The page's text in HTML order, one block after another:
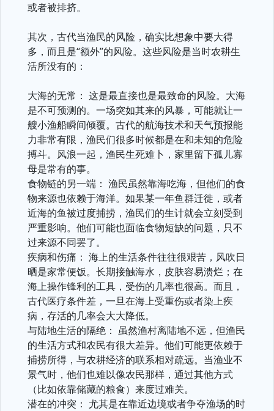
或者被排挤。
其次，古代当渔民的风险，确实比想象中要大得
多，而且是“额外”的风险。这些风险是当时农耕生
活所没有的：
大海的无常： 这是最直接也是最致命的风险。大海
是不可预测的。一场突如其来的风暴，可能就让一
艘小渔船瞬间倾覆。古代的航海技术和天气预报能
力非常有限，渔民们很多时候都是在和未知的危险
搏斗。风浪一起，渔民生死难卜，家里留下孤儿寡
母是常有的事。
食物链的另一端： 渔民虽然靠海吃海，但他们的食
物来源也依赖于海洋。如果某一年鱼群迁徙，或者
近海的鱼被过度捕捞，渔民们的生计就会立刻受到
严重影响。他们可能也面临食物短缺的问题，只不
过来源不同罢了。
疾病和伤痛： 海上的生活条件往往很艰苦，风吹日
晒是家常便饭。长期接触海水，皮肤容易溃烂；在
海上操作锋利的工具，受伤的几率也很高。而且，
古代医疗条件差，一旦在海上受重伤或者染上疾
病，存活的几率会大大降低。
与陆地生活的隔绝： 虽然渔村离陆地不远，但渔民
的生活方式和农民有很大差异。他们可能更依赖于
捕捞所得，与农耕经济的联系相对疏远。当渔业不
景气时，他们也难以像农民那样，通过其他方式
（比如依靠储藏的粮食）来度过难关。
潜在的冲突： 尤其是在靠近边境或者争夺渔场的时